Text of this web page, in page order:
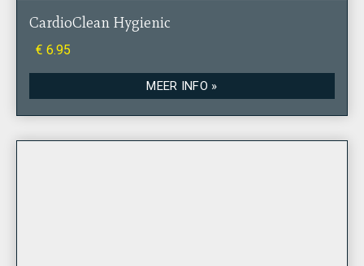
CardioClean Hygienic
€ 6.95
MEER INFO »